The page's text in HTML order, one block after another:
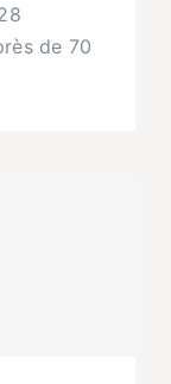
de 70